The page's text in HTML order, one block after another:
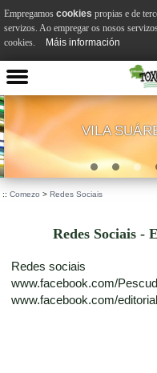
VILA
:: Comezo > Redes Sociais
Redes Sociais -
Redes sociais
www.facebook.com/
www.facebook.com/
Empregamos cookies propias e de
servizos. Ao empregar os nosos
cookies.
Máis información